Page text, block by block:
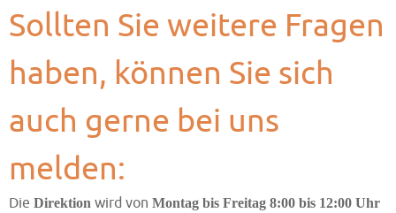
Sollten Sie weitere Fragen
haben, können Sie sich
auch gerne bei uns
melden:
Die Direktion wird von Montag bis Freitag 8:00 bis 12:00 Uhr